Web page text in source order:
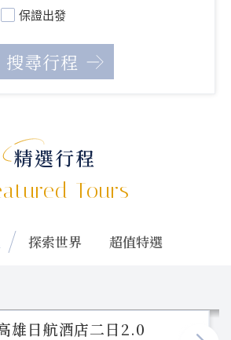
保證出發
精選行程
Tours
探索世界 超值特選
雄日航酒店二日2.0